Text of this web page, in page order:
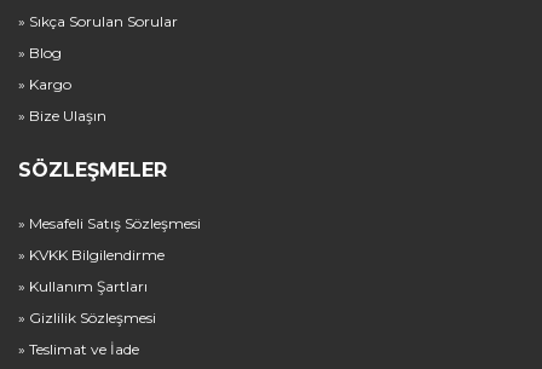
» Sıkça Sorulan Sorular
» Blog
» Kargo
» Bize Ulaşın
SÖZLEŞMELER
» Mesafeli Satış Sözleşmesi
» KVKK Bilgilendirme
» Kullanım Şartları
» Gizlilik Sözleşmesi
» Teslimat ve İade